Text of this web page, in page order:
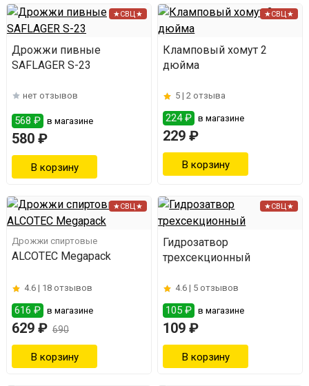
★СВЦ★
Дрожжи пивные
SAFLAGER S-23
нет отзывов
568 ₽ в магазине
580 ₽
★СВЦ★
Кламповый хомут 2
дюйма
5 |2 отзыва
224 ₽ в магазине
229 ₽
★СВЦ★
Дрожжи спиртовые
ALCOTEC Megapack
4.6 | 18 отзывов
616 ₽ в магазине
629 ₽ 690
★СВЦ★
Гидрозатвор
трехсекционный
4.6 | 5 отзывов
105 ₽ в магазине
109 ₽